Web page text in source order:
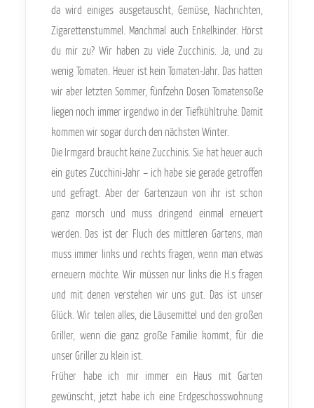
da wird einiges ausgetauscht, Gemüse, Nachrichten,
Zigarettenstummel. Manchmal auch Enkelkinder. Hörst
du mir zu? Wir haben zu viele Zucchinis. Ja, und zu
wenig Tomaten. Heuer ist kein Tomaten-Jahr. Das hatten
wir aber letzten Sommer, fünfzehn Dosen Tomatensoße
liegen noch immer irgendwo in der Tiefkühltruhe. Damit
kommen wir sogar durch den nächsten Winter.
Die Irmgard braucht keine Zucchinis. Sie hat heuer auch
ein gutes Zucchini-Jahr – ich habe sie gerade getroffen
und gefragt. Aber der Gartenzaun von ihr ist schon
ganz morsch und muss dringend einmal erneuert
werden. Das ist der Fluch des mittleren Gartens, man
muss immer links und rechts fragen, wenn man etwas
erneuern möchte. Wir müssen nur links die H.s fragen
und mit denen verstehen wir uns gut. Das ist unser
Glück. Wir teilen alles, die Läusemittel und den großen
Griller, wenn die ganz große Familie kommt, für die
unser Griller zu klein ist.
Früher habe ich mir immer ein Haus mit Garten
gewünscht, jetzt habe ich eine Erdgeschosswohnung